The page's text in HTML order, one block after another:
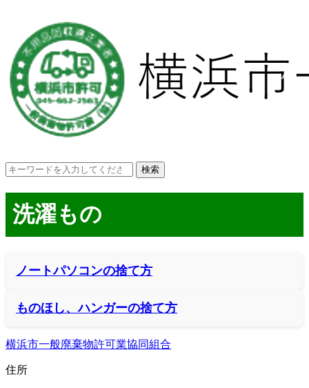
洗濯もの
ノートパソコンの捨て方
ものほし、ハンガーの捨て方
横浜市一般廃棄物許可業協同組合
住所